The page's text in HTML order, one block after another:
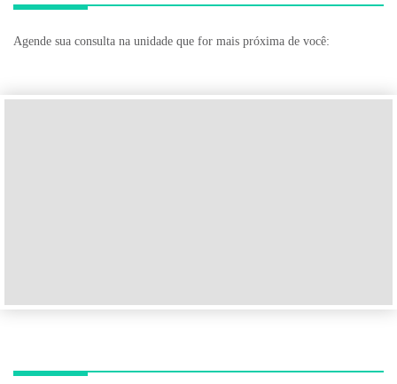
Agende sua consulta na unidade que for mais próxima de você: